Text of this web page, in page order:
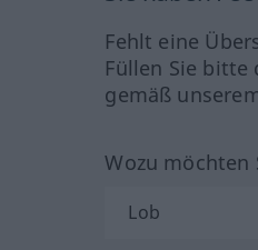
Fehlt eine
Füllen Sie bitte
gemäß
Wozu möchten